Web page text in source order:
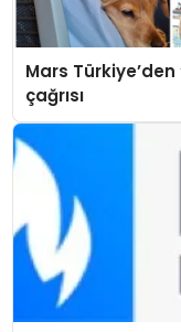
Mars
çağrısı